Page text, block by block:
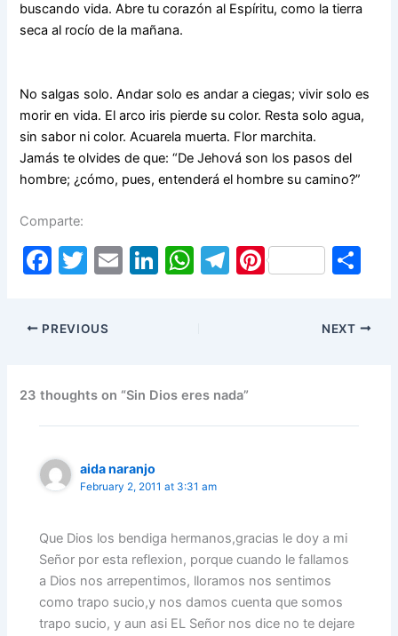
buscando vida. Abre tu corazón al Espíritu, como la tierra
seca al rocío de la mañana.
No salgas solo. Andar solo es andar a ciegas; vivir solo es
morir en vida. El arco iris pierde su color. Resta solo agua,
sin sabor ni color. Acuarela muerta. Flor marchita.
Jamás te olvides de que: “De Jehová son los pasos del
hombre; ¿cómo, pues, entenderá el hombre su camino?”
Comparte:
F
c
e
o
o
k
T
itt
er
E
Li
n
W
p
p
T
m
Pi
ar
PREVIOUS NEXT
23 thoughts on “Sin Dios eres nada”
aida naranjo
February 2, 2011 at 3:31 am
Que Dios los bendiga hermanos,gracias le doy a mi
Señor por esta reflexion, porque cuando le fallamos
a Dios nos arrepentimos, lloramos nos sentimos
como trapo sucio,y nos damos cuenta que somos
trapo sucio, y aun asi EL Señor nos dice no te dejare